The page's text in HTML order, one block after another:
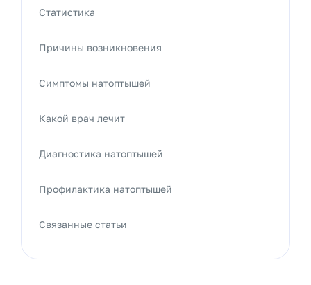
Статистика
Причины возникновения
Симптомы натоптышей
Какой врач лечит
Диагностика натоптышей
Профилактика натоптышей
Связанные статьи